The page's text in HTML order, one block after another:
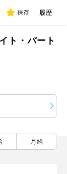
保存 履歴
ト・パート
月給